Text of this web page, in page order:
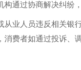
通过协商解决纠纷
从业人员违反相关
费者如通过投诉、